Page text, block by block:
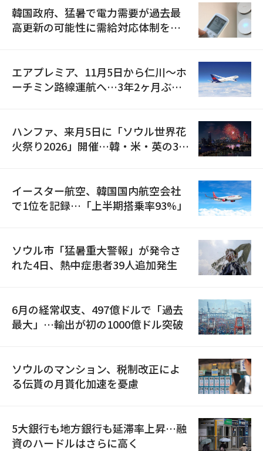
韓国政府、猛暑で電力需要が過去最
高更新の可能性に需給対応体制を点
エアプレミア、11月5日から仁川〜ホ
ーチミン路線運航へ…3年2ヶ月ぶり
ハンファ、来月5日に「ソウル世界花
火祭り2026」開催…韓・米・英の3カ
イースター航空、韓国国内航空会社
で1位を記録…「上半期搭乗率93%」
ソウル市「猛暑重大警報」が発令さ
れた4日、熱中症患者39人追加発生
6月の経常収支、497億ドルで「過去
最大」…輸出が初の1000億ドル突破
ソウルのマンション、税制改正によ
る伝貰の月貰化加速を憂慮
5大銀行も地方銀行も延滞率上昇…融
資のハードルはさらに高く